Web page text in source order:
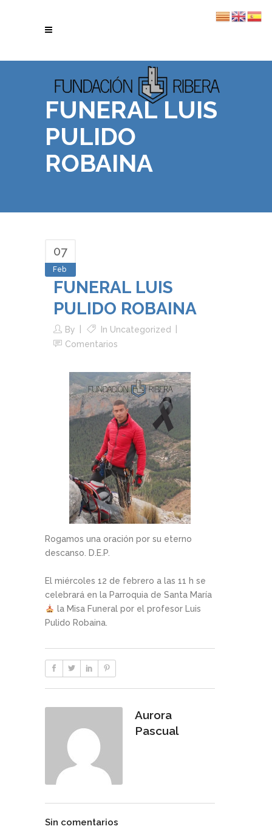
FUNERAL LUIS
PULIDO
ROBAINA
07
Feb
FUNERAL LUIS
PULIDO ROBAINA
By In Uncategorized
Comentarios
Rogamos una oración por su eterno
descanso. D.E.P.
El miércoles 12 de febrero a las 11 h se
celebrará en la Parroquia de Santa María
la Misa Funeral por el profesor Luis
Pulido Robaina.
Aurora
Pascual
Sin comentarios